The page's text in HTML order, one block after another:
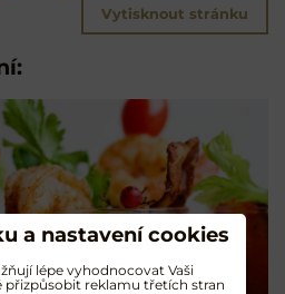
Vytisknout stránku
a nastavení cookies
lépe vyhodnocovat Vaši
přizpůsobit reklamu třetích stran